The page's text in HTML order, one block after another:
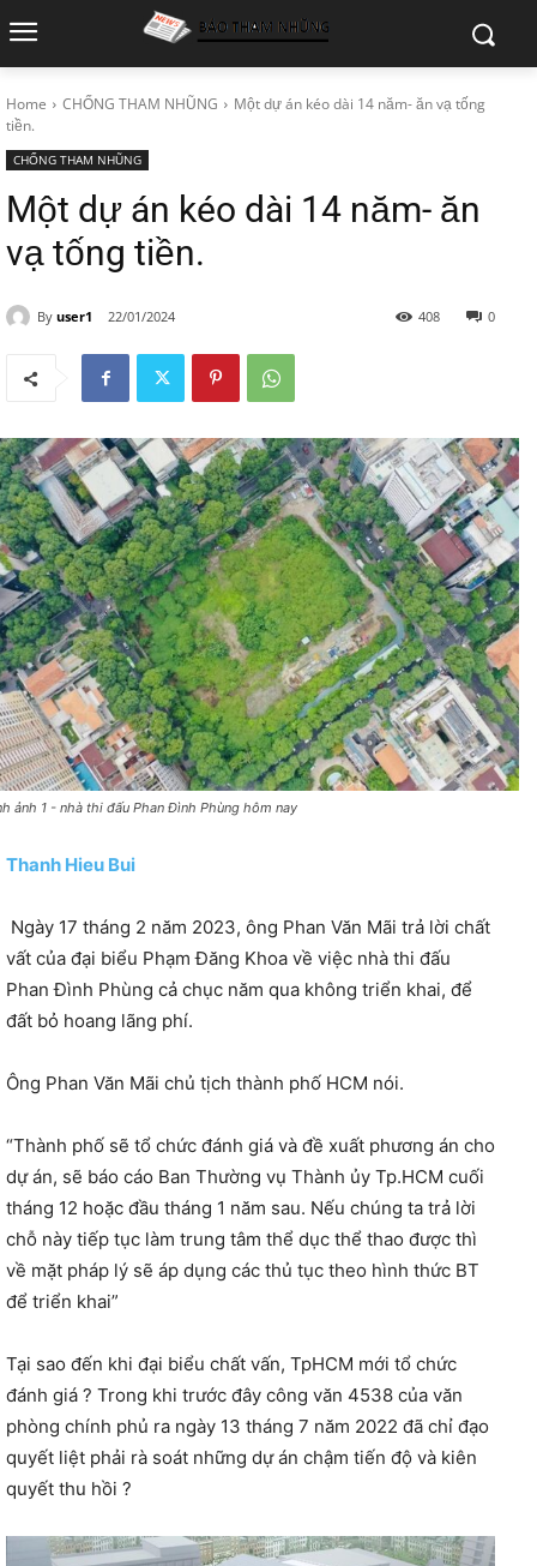
Home CHỐNG THAM NHŨNG
Một dự án kéo dài 14 năm- ăn vạ tống
tiền.
CHỐNG THAM NHŨNG
Một dự án kéo dài 14 năm- ăn
vạ tống tiền.
By user1 22/01/2024 0
408
ảnh 1 - nhà thi đấu Phan Đình Phùng hôm nay
Thanh Hieu Bui
Ngày 17 tháng 2 năm 2023, ông Phan Văn Mãi trả lời chất
vất của đại biểu Phạm Đăng Khoa về việc nhà thi đấu
Phan Đình Phùng cả chục năm qua không triển khai, để
đất bỏ hoang lãng phí.
Ông Phan Văn Mãi chủ tịch thành phố HCM nói.
“Thành phố sẽ tổ chức đánh giá và đề xuất phương án cho
dự án, sẽ báo cáo Ban Thường vụ Thành ủy Tp.HCM cuối
tháng 12 hoặc đầu tháng 1 năm sau. Nếu chúng ta trả lời
chỗ này tiếp tục làm trung tâm thể dục thể thao được thì
về mặt pháp lý sẽ áp dụng các thủ tục theo hình thức BT
để triển khai”
Tại sao đến khi đại biểu chất vấn, TpHCM mới tổ chức
đánh giá ? Trong khi trước đây công văn 4538 của văn
phòng chính phủ ra ngày 13 tháng 7 năm 2022 đã chỉ đạo
quyết liệt phải rà soát những dự án chậm tiến độ và kiên
quyết thu hồi ?